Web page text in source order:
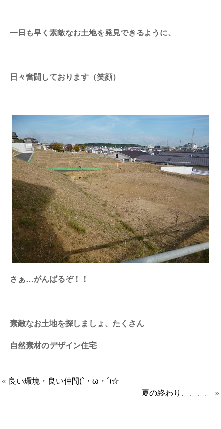
一日も早く素敵なお土地を発見できるように、
日々奮闘しております（笑顔）
さぁ…がんばるぞ！！
素敵なお土地を探しましょ、たくさん
自然素材のデザイン住宅
« 良い環境・良い仲間(`・ω・´)☆
夏の終わり、、、。
»